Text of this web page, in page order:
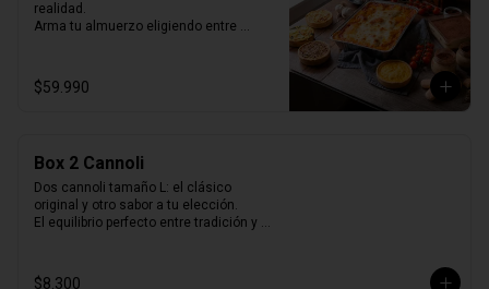
realidad.
Arma tu almuerzo eligiendo entre
vendidas y un tiramisú familiar para
cerrar.
$59.990
Box 2 Cannoli
Dos cannoli tamaño L: el clásico
original y otro sabor a tu elección.
El equilibrio perfecto entre tradición y
$8.300